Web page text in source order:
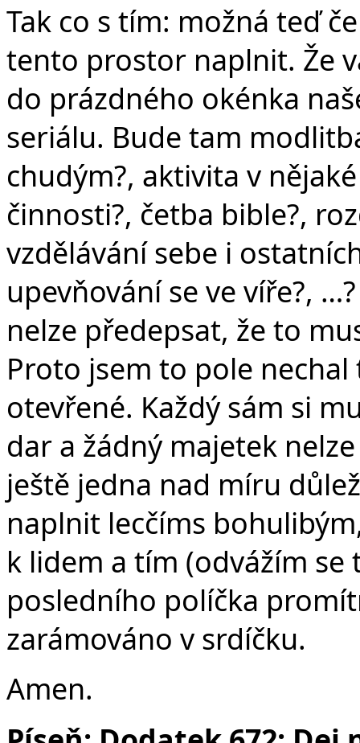
Tak co s tím: možná teď
tento prostor naplnit. Že
do prázdného okénka
seriálu. Bude tam
chudým?, aktivita v
činnosti?, četba bible?,
vzdělávání sebe i
upevňování se ve víře?,
nelze předepsat, že to
Proto jsem to pole
otevřené. Každý sám si
dar a žádný majetek
ještě jedna nad míru
naplnit lecčíms
k lidem a tím (odvážím
posledního políčka
zarámováno v srdíčku.
Amen.